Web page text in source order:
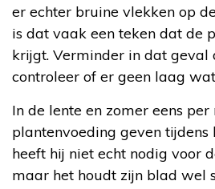
er echter bruine vlekken op
is dat vaak een teken dat de
krijgt. Verminder in dat
controleer of er geen laag
In de lente en zomer eens
plantenvoeding geven tijdens
heeft hij niet echt nodig voor
maar het houdt zijn blad wel